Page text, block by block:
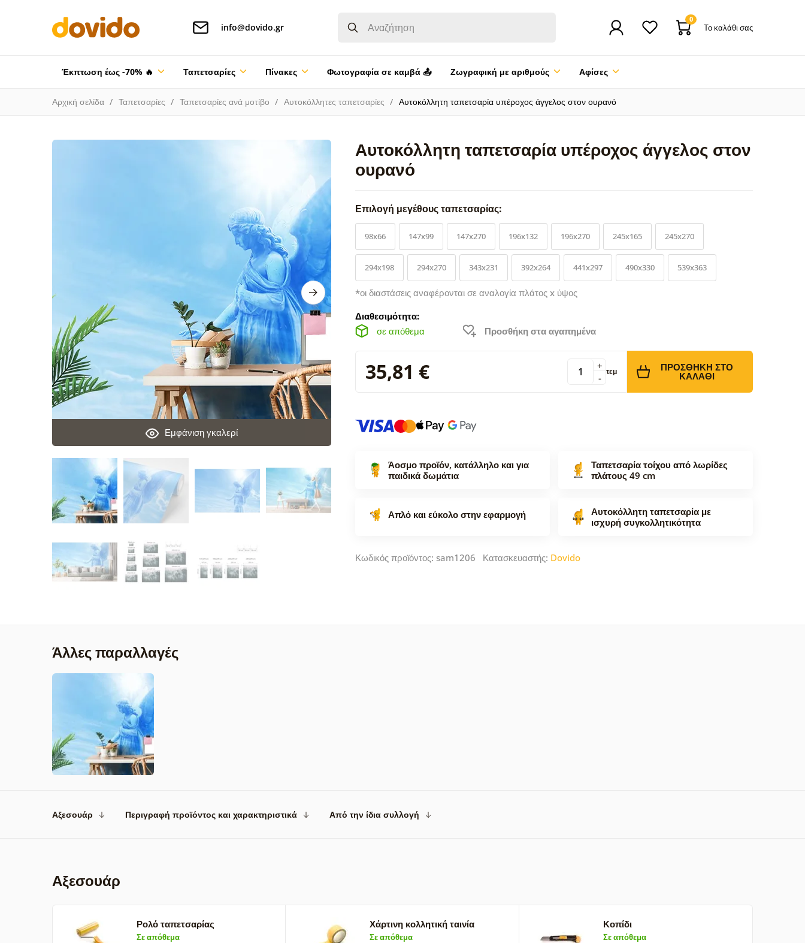
info@dovido.gr
0
Το καλάθι σας
Έκπτωση έως -70% 🔥 Ταπετσαρίες Πίνακες Φωτογραφία σε καμβά 📤 Ζωγραφική με αριθμούς Αφίσες
Αρχική σελίδα Ταπετσαρίες Ταπετσαρίες ανά μοτίβο Αυτοκόλλητες ταπετσαρίες Αυτοκόλλητη ταπετσαρία υπέροχος άγγελος στον ουρανό
Αυτοκόλλητη ταπετσαρία υπέροχος άγγελος στον
ουρανό
Εμφάνιση γκαλερί
Επιλογή μεγέθους ταπετσαρίας:
98x66 147x99 147x270 196x132 196x270 245x165 245x270
294x198 294x270 343x231 392x264 441x297 490x330 539x363
*οι διαστάσεις αναφέρονται σε αναλογία πλάτος x ύψος
Διαθεσιμότητα:
σε απόθεμα
Προσθήκη στα αγαπημένα
35,81 € -
+ τεμ ΠΡΟΣΘΉΚΗ ΣΤΟ
ΚΑΛΆΘΙ
Άοσμο προϊόν, κατάλληλο και για
παιδικά δωμάτια
Ταπετσαρία τοίχου από λωρίδες
πλάτους 49 cm
Απλό και εύκολο στην εφαρμογή
Αυτοκόλλητη ταπετσαρία με
ισχυρή συγκολλητικότητα
Κωδικός προϊόντος: sam1206 Κατασκευαστής: Dovido
Άλλες παραλλαγές
Αξεσουάρ Περιγραφή προϊόντος και χαρακτηριστικά Από την ίδια συλλογή
Αξεσουάρ
Ρολό ταπετσαρίας
Σε απόθεμα
Χάρτινη κολλητική ταινία
Σε απόθεμα
Κοπίδι
Σε απόθεμα